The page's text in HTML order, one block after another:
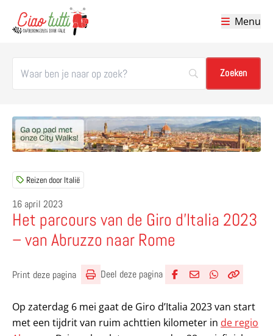
Menu
Reizen door Italië
16 april 2023
Het parcours van de Giro d’Italia 2023
– van Abruzzo naar Rome
Print deze pagina Deel deze pagina
Op zaterdag 6 mei gaat de Giro d’Italia 2023 van start
met een tijdrit van ruim achttien kilometer in de regio